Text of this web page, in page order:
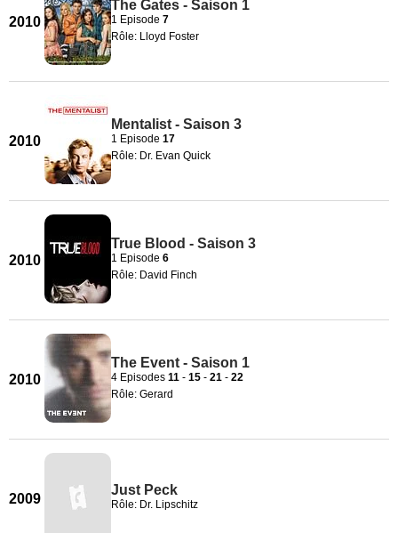
2010
The Gates - Saison 1
1 Episode 7
Rôle: Lloyd Foster
2010
Mentalist - Saison 3
1 Episode 17
Rôle: Dr. Evan Quick
2010
True Blood - Saison 3
1 Episode 6
Rôle: David Finch
2010
The Event - Saison 1
4 Episodes 11 - 15 - 21 - 22
Rôle: Gerard
2009
Just Peck
Rôle: Dr. Lipschitz